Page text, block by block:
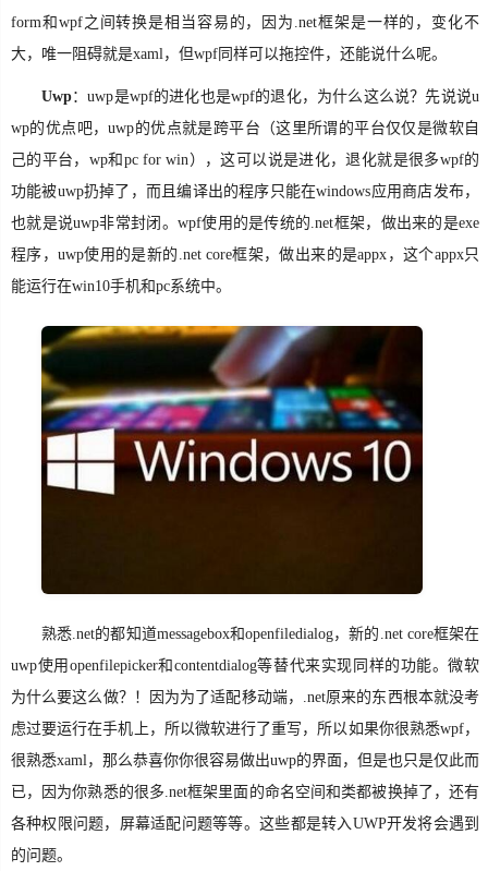
程
SignalR
ASP.NET
Win10
form和wpf之间转换是相当容易的，因为.net框架是一样的，变化不
大，唯一阻碍就是xaml，但wpf同样可以拖控件，还能说什么呢。
Uwp：uwp是wpf的进化也是wpf的退化，为什么这么说？先说说u
wp的优点吧，uwp的优点就是跨平台（这里所谓的平台仅仅是微软自
己的平台，wp和pc for win），这可以说是进化，退化就是很多wpf的
功能被uwp扔掉了，而且编译出的程序只能在windows应用商店发布，
也就是说uwp非常封闭。wpf使用的是传统的.net框架，做出来的是exe
程序，uwp使用的是新的.net core框架，做出来的是appx，这个appx只
能运行在win10手机和pc系统中。
熟悉.net的都知道messagebox和openfiledialog，新的.net core框架在
uwp使用openfilepicker和contentdialog等替代来实现同样的功能。微软
为什么要这么做？！因为为了适配移动端，.net原来的东西根本就没考
虑过要运行在手机上，所以微软进行了重写，所以如果你很熟悉wpf，
很熟悉xaml，那么恭喜你你很容易做出uwp的界面，但是也只是仅此而
已，因为你熟悉的很多.net框架里面的命名空间和类都被换掉了，还有
各种权限问题，屏幕适配问题等等。这些都是转入UWP开发将会遇到
的问题。